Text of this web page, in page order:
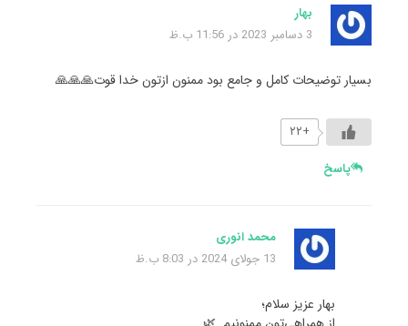
بهار
3 دسامبر 2023 در 11:56 ب.ظ
بسیار توضیحات کامل و جامع بود ممنون ازتون خدا قوت🙏🙏🙏
+۲۲
پاسخ
محمد انوری
13 جولای 2024 در 8:03 ب.ظ
بهار عزیز سلام؛